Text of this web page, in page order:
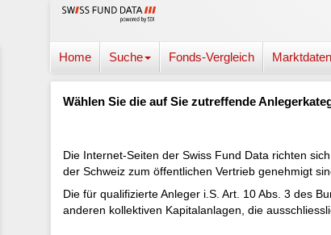
Home Suche Fonds-Vergleich Marktdaten
Wählen Sie die auf Sie zutreffende
Die Internet-Seiten der Swiss Fund Data richten
der Schweiz zum öffentlichen Vertrieb genehmigt
Die für qualifizierte Anleger i.S. Art. 10 Abs. 3 des
anderen kollektiven Kapitalanlagen, die